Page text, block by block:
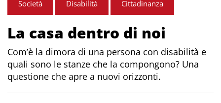
Società Disabilità Cittadinanza
La casa dentro di noi
Com’è la dimora di una persona con disabilità e
quali sono le stanze che la compongono? Una
questione che apre a nuovi orizzonti.